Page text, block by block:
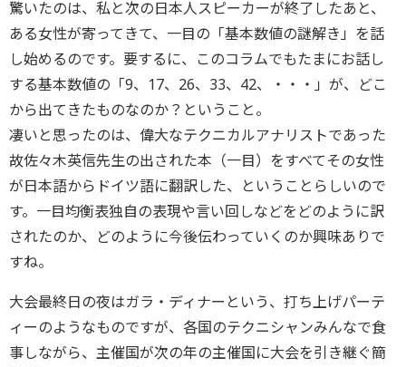
驚いたのは、私と次の日本人スピーカーが終了したあと、
ある女性が寄ってきて、一目の「基本数値の謎解き」を話
し始めるのです。要するに、このコラムでもたまにお話し
する基本数値の「9、17、26、33、42、・・・」が、どこ
から出てきたものなのか？ということ。
凄いと思ったのは、偉大なテクニカルアナリストであった
故佐々木英信先生の出された本（一目）をすべてその女性
が日本語からドイツ語に翻訳した、ということらしいので
す。一目均衡表独自の表現や言い回しなどをどのように訳
されたのか、どのように今後伝わっていくのか興味ありで
すね。
大会最終日の夜はガラ・ディナーという、打ち上げパーテ
ィーのようなものですが、各国のテクニシャンみんなで食
事しながら、主催国が次の年の主催国に大会を引き継ぐ簡